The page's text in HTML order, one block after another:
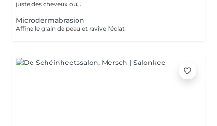
juste des cheveux ou...
Microdermabrasion
Affine le grain de peau et ravive l'éclat.